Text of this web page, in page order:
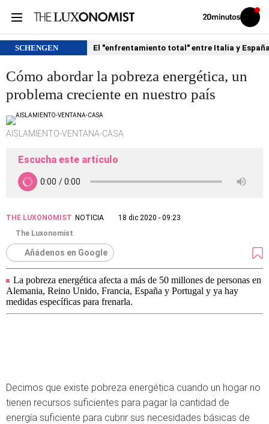
Volver
Iniciar
sesión
SCHENGEN El "enfrentamiento total" entre Italia y
Cómo abordar la pobreza energética, un
problema creciente en nuestro país
AISLAMIENTO-VENTANA-CASA
Escucha este artículo
THE LUXONOMIST NOTICIA
18 dic 2020 - 09:23
The Luxonomist
Añádenos en Google
La pobreza energética afecta a más de 50 millones de personas en
Alemania, Reino Unido, Francia, España y Portugal y ya hay
medidas específicas para frenarla.
Decimos que existe pobreza energética cuando un hogar no
tienen recursos suficientes para pagar la cantidad de
energía suficiente para cubrir sus necesidades básicas de